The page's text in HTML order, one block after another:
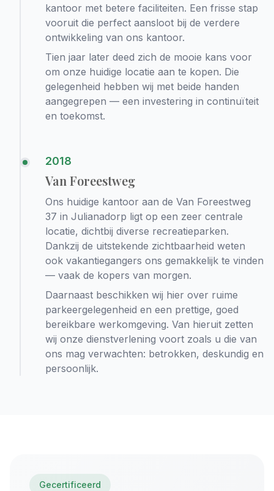
kantoor met betere faciliteiten. Een frisse stap
vooruit die perfect aansloot bij de verdere
ontwikkeling van ons kantoor.
Tien jaar later deed zich de mooie kans voor
om onze huidige locatie aan te kopen. Die
gelegenheid hebben wij met beide handen
aangegrepen — een investering in continuïteit
en toekomst.
2018
Van Foreestweg
Ons huidige kantoor aan de Van Foreestweg
37 in Julianadorp ligt op een zeer centrale
locatie, dichtbij diverse recreatieparken.
Dankzij de uitstekende zichtbaarheid weten
ook vakantiegangers ons gemakkelijk te vinden
— vaak de kopers van morgen.
Daarnaast beschikken wij hier over ruime
parkeergelegenheid en een prettige, goed
bereikbare werkomgeving. Van hieruit zetten
wij onze dienstverlening voort zoals u die van
ons mag verwachten: betrokken, deskundig en
persoonlijk.
Gecertificeerd